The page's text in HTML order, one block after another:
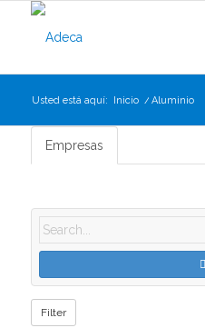
Usted está aquí: Inicio / Aluminio
Empresas
Filter